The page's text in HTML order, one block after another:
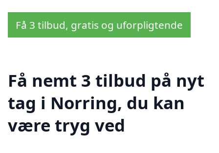
Få 3 tilbud, gratis og uforpligtende
Få nemt 3 tilbud på nyt
tag i Norring, du kan
være tryg ved